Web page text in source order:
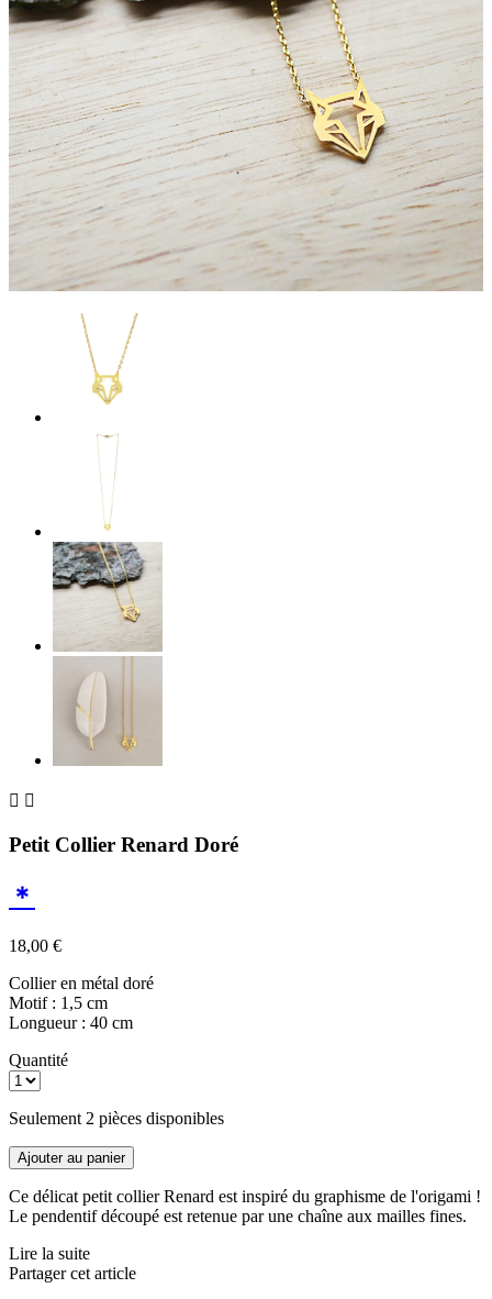
 
Petit Collier Renard Doré
＊
18,00 €
Collier en métal doré
Motif : 1,5 cm
Longueur : 40 cm
Quantité
Seulement 2 pièces disponibles
Ajouter au panier
Ce délicat petit collier Renard est inspiré du graphisme de l'origami !
Le pendentif découpé est retenue par une chaîne aux mailles fines.
Lire la suite
Partager cet article